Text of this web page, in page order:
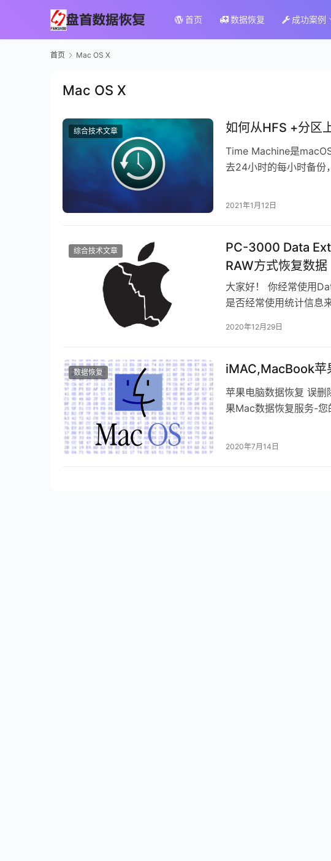
首页 数据恢复 成功案例
首页 Mac OS X
Mac OS X
综合技术文章 如何从HFS +分区
Time Machine是
去24小时的每小时备份
2021年1月12日
综合技术文章
PC-3000 Data
RAW方式恢复数据
大家好！ 你经常使用
是否经常使用统计信息
2020年12月29日
数据恢复 iMAC,MacBook苹
苹果电脑数据恢复 误删
果Mac数据恢复服务-
2020年7月14日